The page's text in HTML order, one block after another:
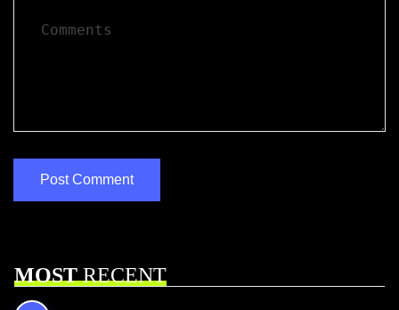
MOSTRECENT